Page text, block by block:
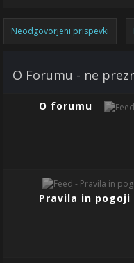
Neodgovorjeni prispevki
O Forumu - ne
O forumu
Pravila in pogoji